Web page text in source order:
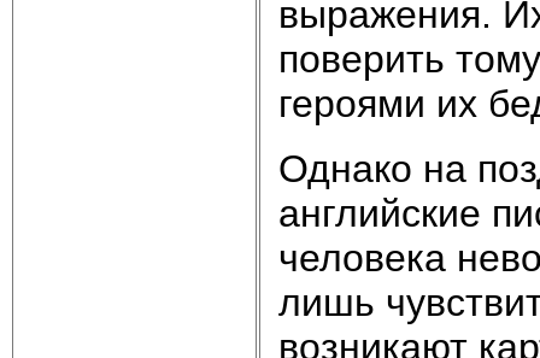
выражения.
поверить
героями их
Однако на
английские
человека
лишь
возникают